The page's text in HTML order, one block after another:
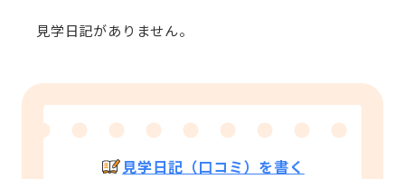
見学日記がありません。
見学日記（口コミ）を書く